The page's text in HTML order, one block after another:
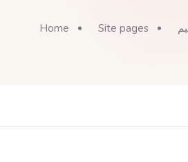
Home Site pages